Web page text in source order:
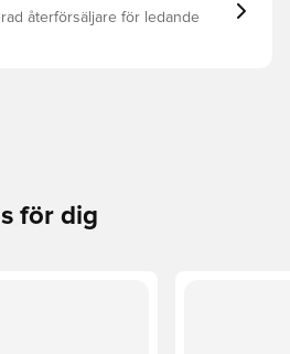
återförsäljare för ledande
för dig